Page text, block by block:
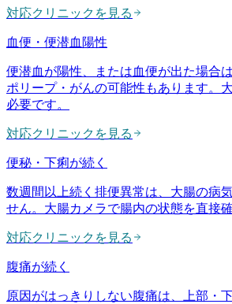
対応クリニックを見る
血便・便潜血陽性
便潜血が陽性、または血便が出た場合
ポリープ・がんの可能性もあります。
必要です。
対応クリニックを見る
便秘・下痢が続く
数週間以上続く排便異常は、大腸の病
せん。大腸カメラで腸内の状態を直接
対応クリニックを見る
腹痛が続く
原因がはっきりしない腹痛は、上部・